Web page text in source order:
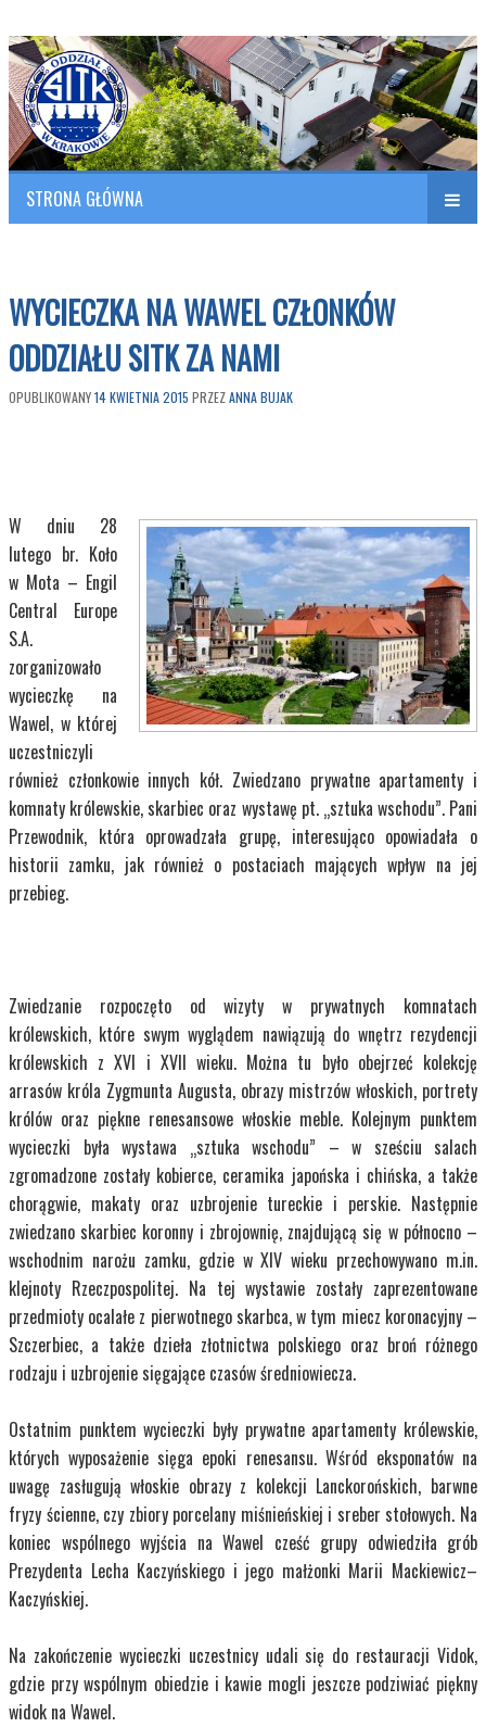
SITK RP Oddział w KRAKOWIE
Polish Association of Engineers & Technicians of Transportation
STRONA GŁÓWNA
WYCIECZKA NA WAWEL CZŁONKÓW
ODDZIAŁU SITK ZA NAMI
OPUBLIKOWANY14 KWIETNIA 2015 PRZEZANNA BUJAK
W dniu 28
lutego br. Koło
w Mota – Engil
Central Europe
S.A.
zorganizowało
wycieczkę na
Wawel, w której
uczestniczyli
również członkowie innych kół. Zwiedzano prywatne apartamenty i
komnaty królewskie, skarbiec oraz wystawę pt. „sztuka wschodu”. Pani
Przewodnik, która oprowadzała grupę, interesująco opowiadała o
historii zamku, jak również o postaciach mających wpływ na jej
przebieg.
Zwiedzanie rozpoczęto od wizyty w prywatnych komnatach
królewskich, które swym wyglądem nawiązują do wnętrz rezydencji
królewskich z XVI i XVII wieku. Można tu było obejrzeć kolekcję
arrasów króla Zygmunta Augusta, obrazy mistrzów włoskich, portrety
królów oraz piękne renesansowe włoskie meble. Kolejnym punktem
wycieczki była wystawa „sztuka wschodu” – w sześciu salach
zgromadzone zostały kobierce, ceramika japońska i chińska, a także
chorągwie, makaty oraz uzbrojenie tureckie i perskie. Następnie
zwiedzano skarbiec koronny i zbrojownię, znajdującą się w północno –
wschodnim narożu zamku, gdzie w XIV wieku przechowywano m.in.
klejnoty Rzeczpospolitej. Na tej wystawie zostały zaprezentowane
przedmioty ocalałe z pierwotnego skarbca, w tym miecz koronacyjny –
Szczerbiec, a także dzieła złotnictwa polskiego oraz broń różnego
rodzaju i uzbrojenie sięgające czasów średniowiecza.
Ostatnim punktem wycieczki były prywatne apartamenty królewskie,
których wyposażenie sięga epoki renesansu. Wśród eksponatów na
uwagę zasługują włoskie obrazy z kolekcji Lanckorońskich, barwne
fryzy ścienne, czy zbiory porcelany miśnieńskiej i sreber stołowych. Na
koniec wspólnego wyjścia na Wawel cześć grupy odwiedziła grób
Prezydenta Lecha Kaczyńskiego i jego małżonki Marii Mackiewicz–
Kaczyńskiej.
Na zakończenie wycieczki uczestnicy udali się do restauracji Vidok,
gdzie przy wspólnym obiedzie i kawie mogli jeszcze podziwiać piękny
widok na Wawel.